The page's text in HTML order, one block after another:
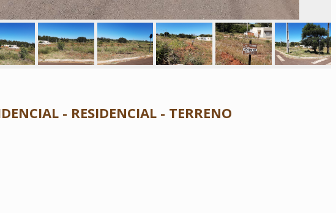
- RESIDENCIAL - TERRENO